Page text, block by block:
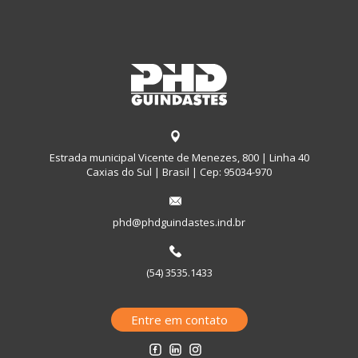
Estrada municipal Vicente de Menezes, 800 | Linha 40
Caxias do Sul | Brasil | Cep: 95034-970
phd@phdguindastes.ind.br
(54) 3535.1433
Entre em contato